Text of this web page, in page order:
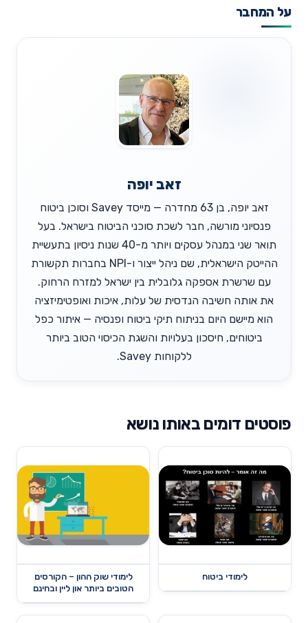
על המחבר
זאב יופה
זאב יופה, בן 63 מחדרה — מייסד Savey וסוכן ביטוח
פנסיוני מורשה, חבר לשכת סוכני הביטוח בישראל. בעל
תואר שני במנהל עסקים ויותר מ-40 שנות ניסיון בתעשיית
ההייטק הישראלית, שם ניהל ייצור ו-NPI בחברות תקשורת
עם שרשרת אספקה גלובלית בין ישראל למזרח הרחוק.
את אותה חשיבה הנדסית של עלות, איכות ואופטימיזציה
הוא מיישם היום בניתוח תיקי ביטוח ופנסיה — איתור כפל
ביטוחים, חיסכון בעלויות והשגת הכיסוי הטוב ביותר
ללקוחות Savey.
פוסטים דומים באותו נושא
לימודי ביטוח
לימודי שוק ההון – הקורסים
הטובים ביותר און ליין ובחינם